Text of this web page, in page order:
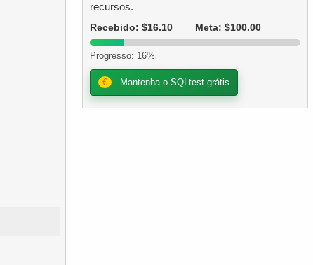
recursos.
Recebido: $16.10
Meta: $100.00
Progresso: 16%
€ Mantenha o SQLtest grátis